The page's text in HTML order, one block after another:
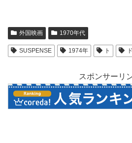
外国映画 1970年代
SUSPENSE 1974年 ト
スポンサーリ